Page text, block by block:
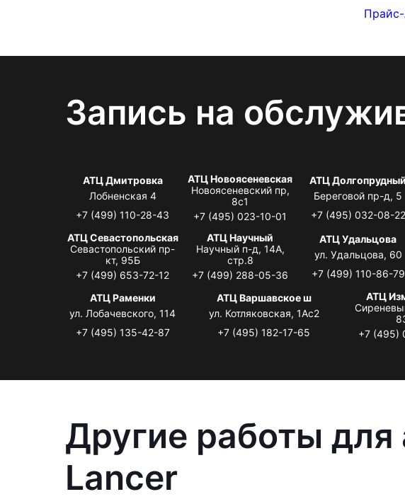
Запись на
АТЦ Дмитровка
Лобненская 4
+7 (499) 110-28-43
АТЦ Новоясеневская
Новоясеневский пр,
8с1
+7 (495) 023-10-01
АТЦ Долгопрудный
Береговой пр-д, 5
+7 (495) 032-08-22
АТЦ Севастопольская
Севастопольский пр-
кт, 95Б
+7 (499) 653-72-12
АТЦ Научный
Научный п-д, 14А,
стр.8
+7 (499) 288-05-36
АТЦ Удальцова
ул. Удальцова, 60
+7 (499) 110-86-79
АТЦ Раменки
ул. Лобачевского, 114
+7 (495) 135-42-87
АТЦ Варшавское ш
ул. Котляковская, 1Ас2
+7 (495) 182-17-65
АТЦ
+7 (495)
Другие работы
Lancer